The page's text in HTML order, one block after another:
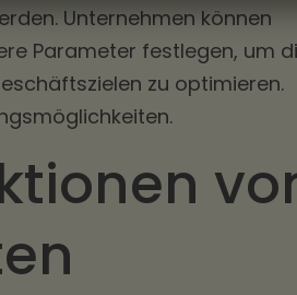
Unternehmen können
Parameter festlegen, um
zu optimieren.